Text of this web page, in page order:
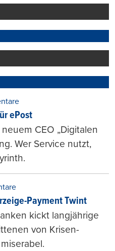
drucken
ePost
CEO „Digitalen
Wer Service nutzt,
Payment Twint
kickt langjährige
von Krisen-